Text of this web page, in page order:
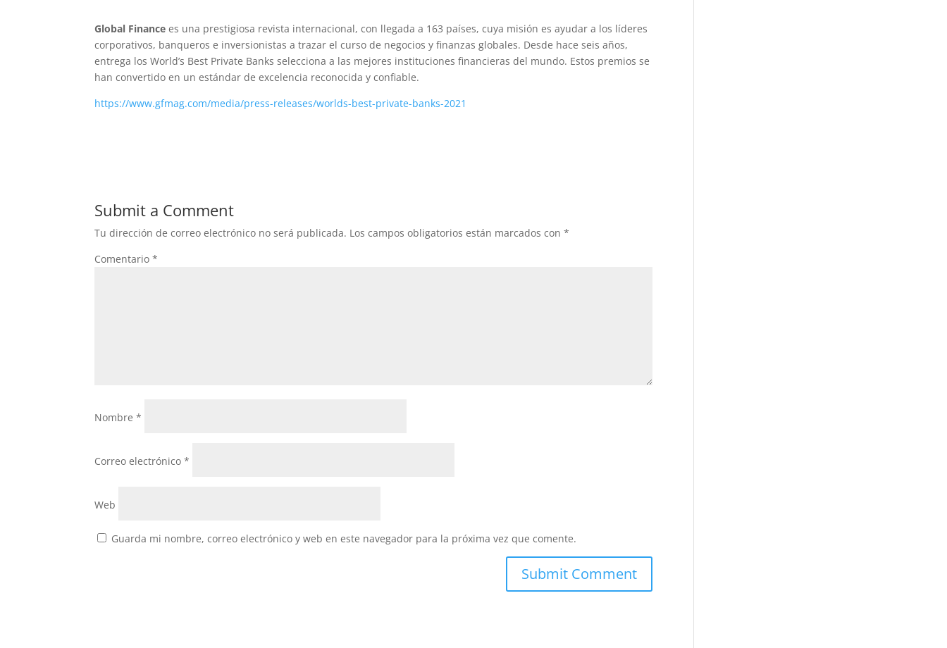
Global Finance es una prestigiosa revista internacional, con llegada a 163 países, cuya misión es ayudar a los líderes
corporativos, banqueros e inversionistas a trazar el curso de negocios y finanzas globales. Desde hace seis años,
entrega los World’s Best Private Banks selecciona a las mejores instituciones financieras del mundo. Estos premios se
han convertido en un estándar de excelencia reconocida y confiable.
https://www.gfmag.com/media/press-releases/worlds-best-private-banks-2021
Submit a Comment
Tu dirección de correo electrónico no será publicada. Los campos obligatorios están marcados con*
Comentario*
Nombre*
Correo electrónico*
Web
Guarda mi nombre, correo electrónico y web en este navegador para la próxima vez que comente.